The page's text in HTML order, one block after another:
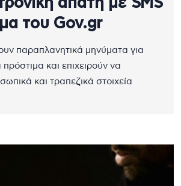
του Gov.gr
παραπλανητικά μηνύματα για
και επιχειρούν να
και τραπεζικά στοιχεία